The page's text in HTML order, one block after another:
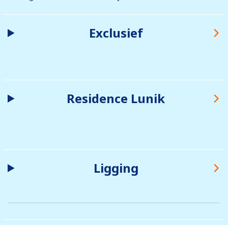
Exclusief
Residence Lunik
Ligging